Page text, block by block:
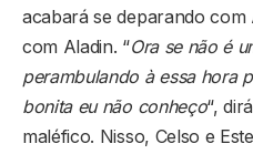
acabará se deparando
com Aladin. “Ora se não é
perambulando à essa hora
bonita eu não conheço“,
maléfico. Nisso, Celso e